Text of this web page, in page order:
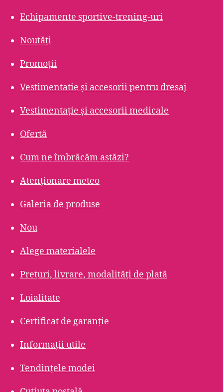
Echipamente sportive-trening-uri
Noutăți
Promoții
Vestimentatie și accesorii pentru dresaj
Vestimentație și accesorii medicale
Ofertă
Cum ne îmbrăcăm astăzi?
Atenționare meteo
Galeria de produse
Nou
Alege materialele
Prețuri, livrare, modalități de plată
Loialitate
Certificat de garanție
Informații utile
Tendințele modei